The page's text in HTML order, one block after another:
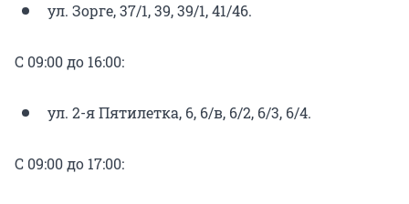
ул. Зорге, 37/1, 39, 39/1, 41/46.
С 09:00 до 16:00:
ул. 2-я Пятилетка, 6, 6/в, 6/2, 6/3, 6/4.
С 09:00 до 17:00: